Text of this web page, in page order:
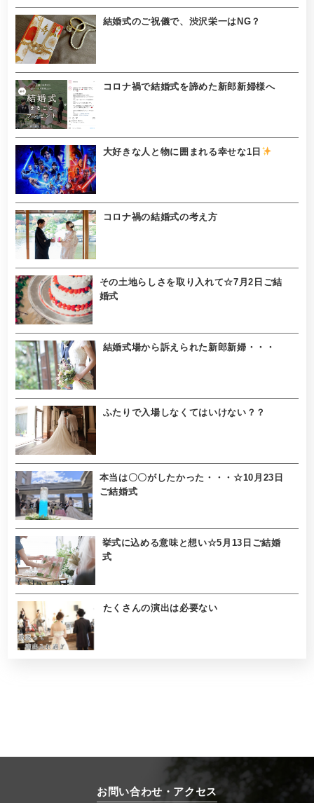
結婚式のご祝儀で、渋沢栄一はNG？
コロナ禍で結婚式を諦めた新郎新婦様へ
大好きな人と物に囲まれる幸せな1日
コロナ禍の結婚式の考え方
その土地らしさを取り入れて☆7月2日ご結
婚式
結婚式場から訴えられた新郎新婦・・・
ふたりで入場しなくてはいけない？？
本当は〇〇がしたかった・・・☆10月23日
ご結婚式
挙式に込める意味と想い☆5月13日ご結婚
式
たくさんの演出は必要ない
お問い合わせ・アクセス